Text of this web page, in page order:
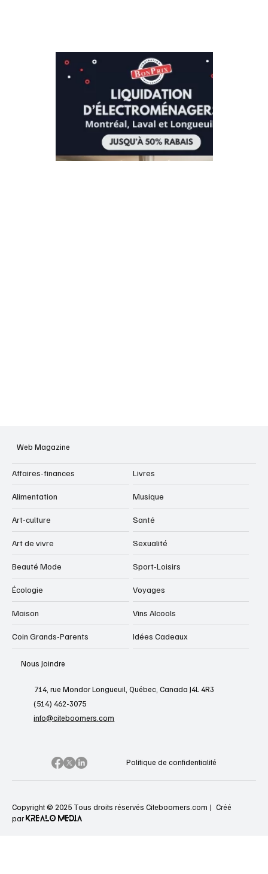
Web Magazine
Affaires-finances
Alimentation
Art-culture
Art de vivre
Beauté Mode
Écologie
Maison
Coin Grands-Parents
Livres
Musique
Santé
Sexualité
Sport-Loisirs
Voyages
Vins Alcools
Idées Cadeaux
Nous Joindre
714, rue Mondor Longueuil, Québec, Canada J4L 4R3
(514) 462-3075
info@citeboomers.com
Politique de confidentialité
Copyright © 2025 Tous droits réservés Citeboomers.com | Créé
par KREALO MEDIA